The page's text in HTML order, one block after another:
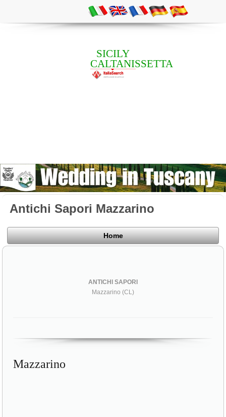
SICILY
CALTANISSETTA
Antichi Sapori Mazzarino
Home
ANTICHI SAPORI
Mazzarino (CL)
Mazzarino